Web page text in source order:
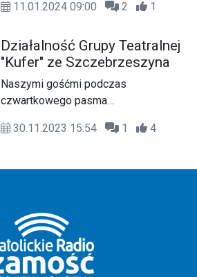
11.01.2024 09:00 2 1
Działalność Grupy Teatralnej
"Kufer" ze Szczebrzeszyna
Naszymi gośćmi podczas
czwartkowego pasma
przedstawicielki Grupy Teatralnej
Szczebrzeszynie pod opieką
30.11.2023 15:54 1 4